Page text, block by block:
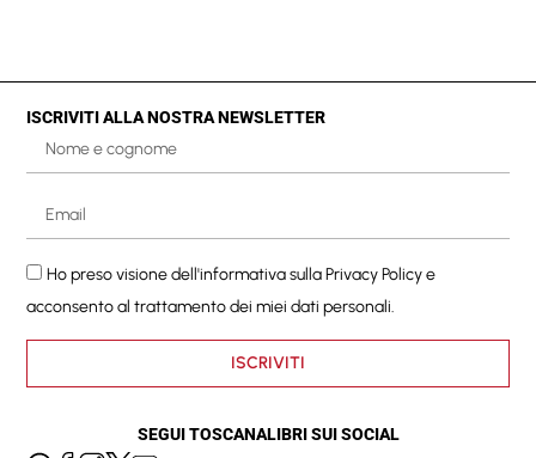
ISCRIVITI ALLA NOSTRA NEWSLETTER
Ho preso visione dell'informativa sullaPrivacy Policye
acconsento al trattamento dei miei dati personali.
ISCRIVITI
SEGUI TOSCANALIBRI SUI SOCIAL